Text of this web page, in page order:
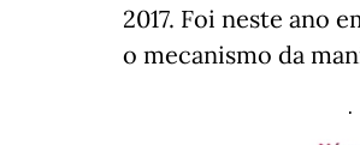
2017. Foi neste ano
o mecanismo da